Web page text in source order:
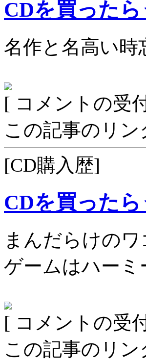
CDを買った
名作と名高い時
[ コメントの受
この記事のリン
[CD購入歴]
CDを買った
まんだらけの
ゲームはハー
[ コメントの受
この記事のリン